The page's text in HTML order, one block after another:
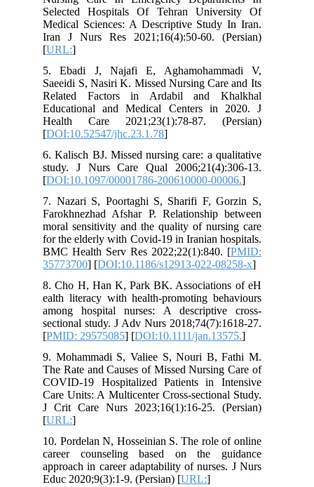
Selected Hospitals Of Tehran University Of
Medical Sciences: A Descriptive Study In Iran.
Iran J Nurs Res 2021;16(4):50-60. (Persian)
[URL:
5. Ebadi J, Najafi E, Aghamohammadi V,
Saeeidi S, Nasiri K. Missed Nursing Care and Its
Related Factors in Ardabil and Khalkhal
Educational and Medical Centers in 2020. J
Health Care 2021;23(1):78-87. (Persian)
[DOI:10.52547/jhc.23.1.78
6. Kalisch BJ. Missed nursing care: a qualitative
study. J Nurs Care Qual 2006;21(4):306-13.
[DOI:10.1097/00001786-200610000-00006.
7. Nazari S, Poortaghi S, Sharifi F, Gorzin S,
Farokhnezhad Afshar P. Relationship between
moral sensitivity and the quality of nursing care
for the elderly with Covid-19 in Iranian hospitals.
BMC Health Serv Res 2022;22(1):840. [PMID:
35773700] [DOI:10.1186/s12913-022-08258-x
8. Cho H, Han K, Park BK. Associations of eH
ealth literacy with health‐promoting behaviours
among hospital nurses: A descriptive cross‐
sectional study. J Adv Nurs 2018;74(7):1618-27.
[PMID: 29575085] [DOI:10.1111/jan.13575.
9. Mohammadi S, Valiee S, Nouri B, Fathi M.
The Rate and Causes of Missed Nursing Care of
COVID-19 Hospitalized Patients in Intensive
Care Units: A Multicenter Cross-sectional Study.
J Crit Care Nurs 2023;16(1):16-25. (Persian)
[URL:
10. Pordelan N, Hosseinian S. The role of online
career counseling based on the guidance
approach in career adaptability of nurses. J Nurs
Educ 2020;9(3):1-9. (Persian) [URL: